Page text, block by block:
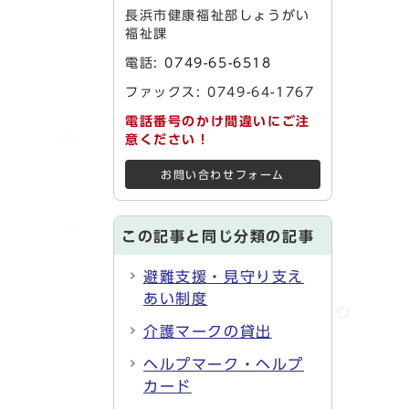
長浜市健康福祉部しょうがい
福祉課
電話:0749-65-6518
ファックス: 0749-64-1767
電話番号のかけ間違いにご注
意ください！
お問い合わせフォーム
この記事と同じ分類の記事
避難支援・見守り支え
あい制度
介護マークの貸出
ヘルプマーク・ヘルプ
カード